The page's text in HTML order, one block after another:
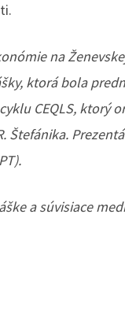
na
ktorá bola
CEQLS, ktorý
Štefánika.
a súvisiace